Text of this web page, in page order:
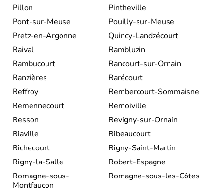
Pillon
Pintheville
Pont-sur-Meuse
Pouilly-sur-Meuse
Pretz-en-Argonne
Quincy-Landzécourt
Raival
Rambluzin
Rambucourt
Rancourt-sur-Ornain
Ranzières
Rarécourt
Reffroy
Rembercourt-Sommaisne
Remennecourt
Remoiville
Resson
Revigny-sur-Ornain
Riaville
Ribeaucourt
Richecourt
Rigny-Saint-Martin
Rigny-la-Salle
Robert-Espagne
Romagne-sous-
Montfaucon
Romagne-sous-les-Côtes